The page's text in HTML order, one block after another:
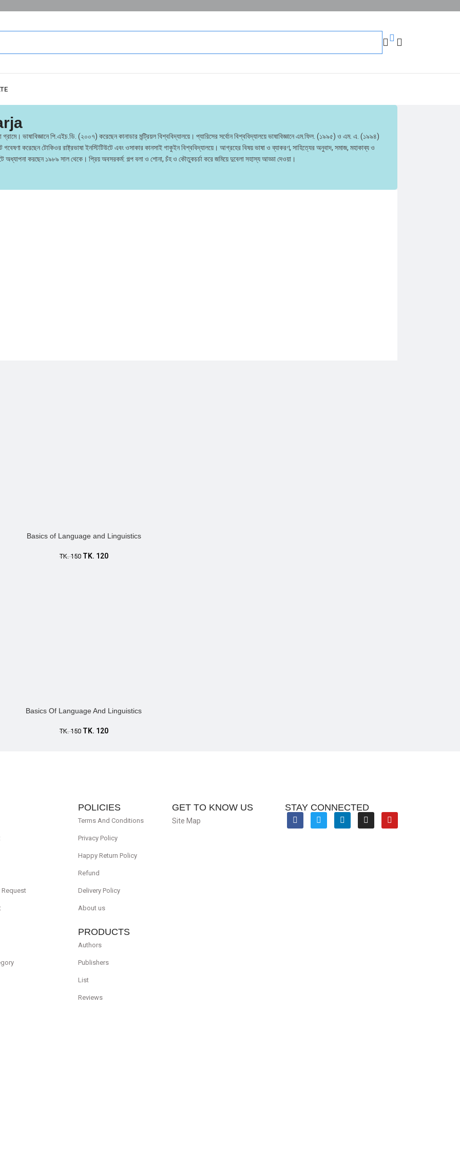
গ্রামে। ভাষাবিজ্ঞানে পি.এইচ.ডি. (২০০৭) করেছেন কানাডার মন্ট্রিয়ল বিশ্ববিদ্যালয়ে। প্যারিসের সর্বোন বিশ্ববিদ্যালয়ে ভাষাবিজ্ঞানে এম.ফিল. (১৯৯৫) ও এম. এ. (১৯৯৪)
করেছেন টোকিওর রাষ্ট্রভাষা ইনস্টিটিউটে এবং ওসাকার কানসাই গাকুইন বিশ্ববিদ্যালয়ে। আগ্রহের বিষয় ভাষা ও ব্যাকরণ, সাহিত্যের অনুবাদ, সমাজ, মহাকাব্য ও
অধ্যাপনা করছেন ১৯৮৯ সাল থেকে। প্রিয় অবসরকর্ম: গল্প বলা ও শোনা, চঁহ ও কৌতুকচর্চা করে জমিয়ে দুবেলা সহাস্য আড্ডা দেওয়া।
Basics of Language and Linguistics
TK.150 TK. 120
Basics Of Language And Linguistics
TK.150 TK. 120
POLICIES
Terms And Conditions
Privacy Policy
Happy Return Policy
Refund
Delivery Policy
About us
PRODUCTS
Authors
Publishers
List
Reviews
GET TO KNOW US
Site Map
STAY CONNECTED